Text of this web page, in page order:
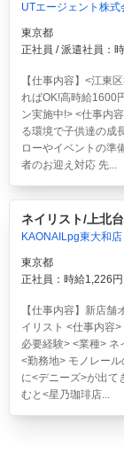
UTエージェント株式
東京都
正社員 / 派遣社員：
【仕事内容】<江東
ればOK!高時給1600
ン実施中!> <仕事内
る環境で子供達の成
ローやイベントの準
者のお迎え対応 先...
ネイリスト/上北
KAONAILpg東大和店
東京都
正社員：時給1,226
【仕事内容】新店
イリスト <仕事内容
必要経験> <業種>
<勤務地> モノレー
に<デニーズ>が出て
むと<星乃珈琲店...